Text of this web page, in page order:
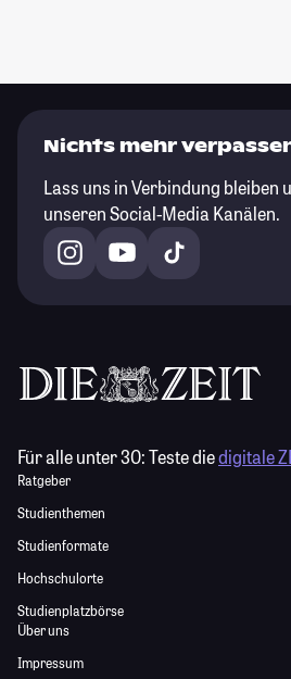
Nichts mehr
Lass uns in Verbindung bleiben
unseren Social-Media Kanälen.
Für alle unter 30:Teste diedigitale
Ratgeber
Studienthemen
Studienformate
Hochschulorte
Studienplatzbörse
Über uns
Impressum